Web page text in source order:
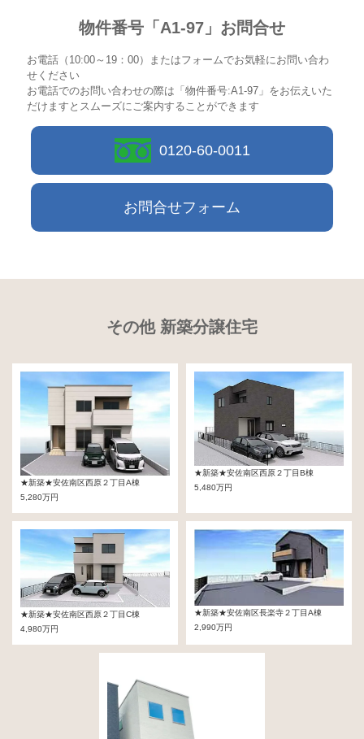
物件番号「A1-97」お問合せ
お電話（10:00～19：00）またはフォームでお気軽にお問い合わ
せください
お電話でのお問い合わせの際は「物件番号:A1-97」をお伝えいた
だけますとスムーズにご案内することができます
0120-60-0011
お問合せフォーム
その他 新築分譲住宅
★新築★安佐南区西原２丁目A棟
5,280万円
★新築★安佐南区西原２丁目B棟
5,480万円
★新築★安佐南区西原２丁目C棟
4,980万円
★新築★安佐南区長楽寺２丁目A棟
2,990万円